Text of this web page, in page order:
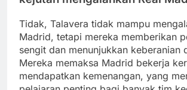
Tidak, Talavera tidak mampu
Madrid, tetapi mereka memberikan
sengit dan menunjukkan keberanian
Mereka memaksa Madrid bekerja
mendapatkan kemenangan, yang